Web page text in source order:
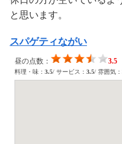
と思います。
スパゲティながい